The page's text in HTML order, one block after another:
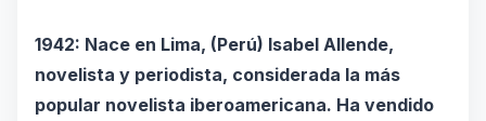
1942: Nace en Lima, (Perú) Isabel Allende,
novelista y periodista, considerada la más
popular novelista iberoamericana. Ha vendido